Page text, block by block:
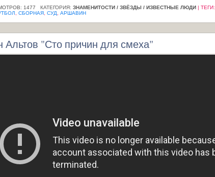
1477 КАТЕГОРИЯ: ЗНАМЕНИТОСТИ / ЗВЁЗДЫ / ИЗВЕСТНЫЕ ЛЮДИ | ТЕГИ:
СБОРНАЯ СУД АРШАВИН
Альтов "Сто причин для смеха"